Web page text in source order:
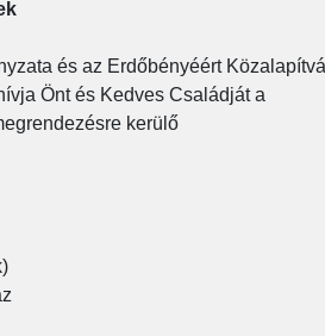
és az Erdőbényéért
Önt és Kedves Családját a
kerülő